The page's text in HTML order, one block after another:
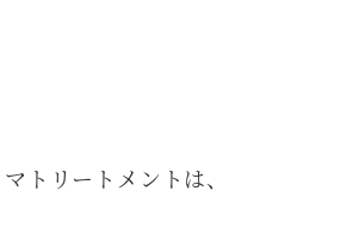
トリートメントは、